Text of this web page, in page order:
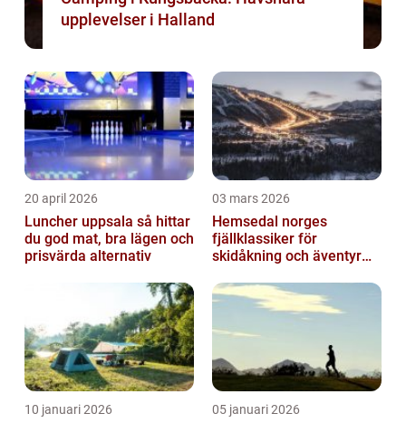
upplevelser i Halland
20 april 2026
Luncher uppsala så hittar
du god mat, bra lägen och
prisvärda alternativ
03 mars 2026
Hemsedal norges
fjällklassiker för
skidåkning och äventyr
10 januari 2026 05 januari 2026